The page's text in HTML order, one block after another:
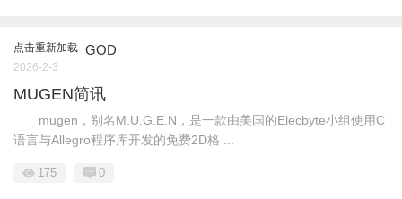
点击重新加载 GOD
2026-2-3
MUGEN简讯
mugen，别名M.U.G.E.N，是一款由美国的Elecbyte小组使用C
语言与Allegro程序库开发的免费2D格 ...
175 0